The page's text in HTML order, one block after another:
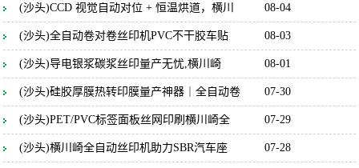
(沙头)CCD 视觉自动对位 + 恒温烘道，横川 08-04
(沙头)全自动卷对卷丝印机PVC不干胶车贴 08-03
(沙头)导电银浆碳浆丝印量产无忧,横川崎 08-01
(沙头)硅胶厚膜热转印膜量产神器｜全自动卷 07-30
(沙头)PET/PVC标签面板丝网印刷横川崎全 07-29
(沙头)横川崎全自动丝印机助力SBR汽车座 07-28
(沙头) 保证标签防伪效果一致性的核心，是**聚焦防伪特性（如光
变、荧光、微缩文字等）的全流程管控**，通过锁定防伪材料性
伪识别效果完全统一。 一、源头锁定：防伪材料的性能一致性是基
础 1. **防伪油墨的批次化管控** - 同一批次标签必须使用**同一供
应商、同一生产批次**的防伪油墨（如光变油
(沙头)丝印过程中如何保证防伪标签的一致
(沙头) 保证丝印防伪标签一致性的核心，是**消除全流程变量**，
通过标准化材料、固定设备参数、统一操作规范和量化检测，实现